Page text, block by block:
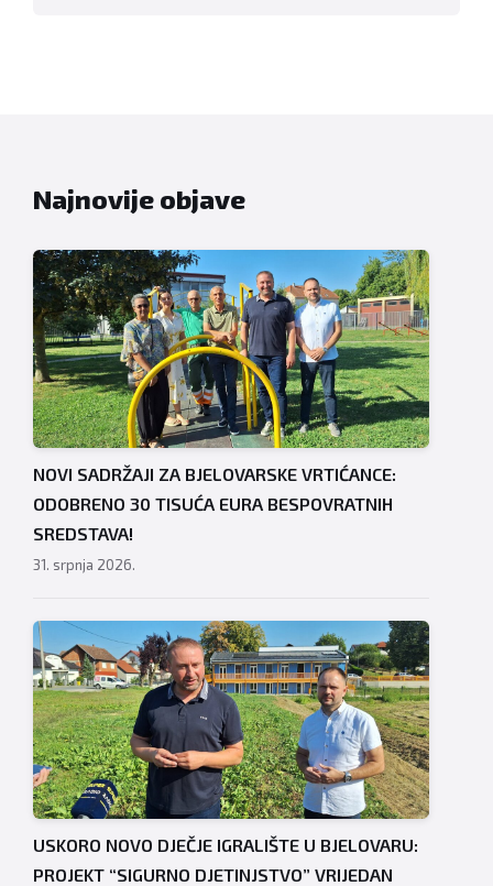
Najnovije objave
NOVI SADRŽAJI ZA BJELOVARSKE VRTIĆANCE:
ODOBRENO 30 TISUĆA EURA BESPOVRATNIH
SREDSTAVA!
31. srpnja 2026.
USKORO NOVO DJEČJE IGRALIŠTE U BJELOVARU:
PROJEKT “SIGURNO DJETINJSTVO” VRIJEDAN